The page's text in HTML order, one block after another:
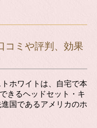
コミや評判、効果
ホワイトは、自宅で本
きるヘッドセット・キ
国であるアメリカのホ